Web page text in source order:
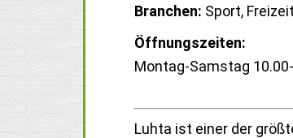
Branchen: Sport,
Öffnungszeiten:
Montag-Samstag
Luhta ist einer der